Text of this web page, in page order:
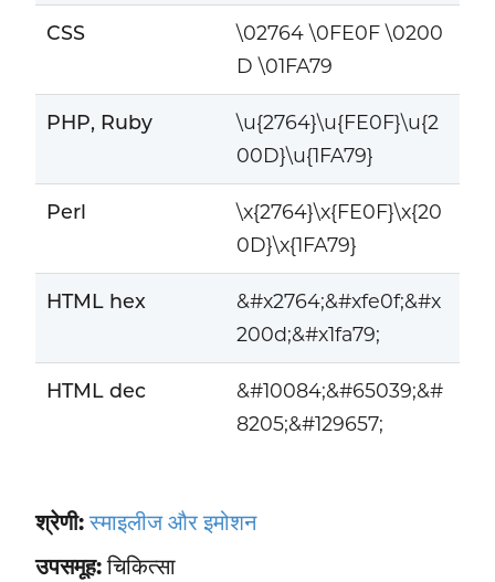
CSS
\02764 \0FE0F \0200
D \01FA79
PHP, Ruby
\u{2764}\u{FE0F}\u{2
00D}\u{1FA79}
Perl
\x{2764}\x{FE0F}\x{20
0D}\x{1FA79}
HTML hex
&#x2764;&#xfe0f;&#x
200d;&#x1fa79;
HTML dec
&#10084;&#65039;&#
8205;&#129657;
श्रेणी: स्माइलीज और इमोशन
उपसमूह:चिकित्सा